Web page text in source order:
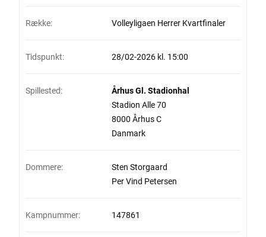
Række: Volleyligaen Herrer Kvartfinaler
Tidspunkt: 28/02-2026 kl. 15:00
Spillested:
Århus Gl. Stadionhal
Stadion Alle 70
8000 Århus C
Danmark
Dommere:
Sten Storgaard
Per Vind Petersen
Kampnummer: 147861